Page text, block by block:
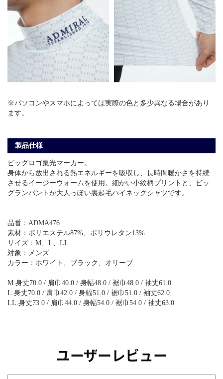
※パソコンやスマホによっては実際の色と多少異なる場合があり
ます。
製品仕様
ビッグロゴ集光マーカー。
身体から放出される熱エネルギーを吸収し、長時間暖かさを持続
させるイージーウォームを使用。細かい小紋柄プリントと、ビッ
グランパントが大人っぽい裏起毛ハイネックシャツです。
品番：ADMA476
素材：ポリエステル87%、ポリウレタン13%
サイズ：M、L、LL
対象：メンズ
カラー：ホワイト、ブラック、オリーブ
M:身丈70.0 / 肩巾40.0 / 身幅48.0 / 裾巾48.0 / 袖丈61.0
L:身丈70.0 / 肩巾42.0 / 身幅51.0 / 裾巾51.0 / 袖丈62.0
LL:身丈73.0 / 肩巾44.0 / 身幅54.0 / 裾巾54.0 / 袖丈63.0
ユーザーレビュー